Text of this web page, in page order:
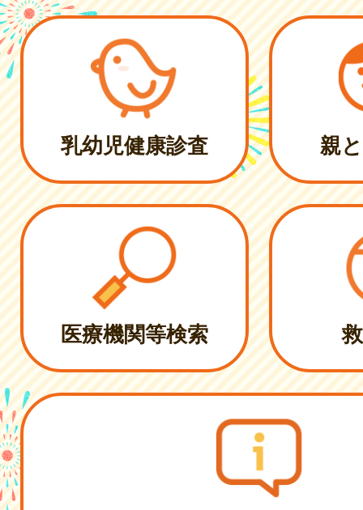
乳幼児健康診査 親
医療機関等検索